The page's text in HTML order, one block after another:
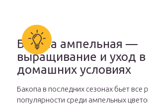
Бакопа ампельная —
выращивание и уход в
домашних условиях
Бакопа в последних сезонах бьет все
популярности среди ампельных